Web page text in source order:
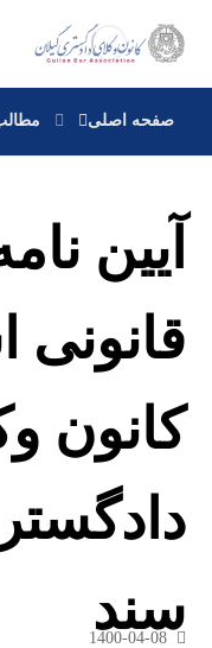
صفحه اصلی
آیین
قانونی
کانون
سند
1400-04-08